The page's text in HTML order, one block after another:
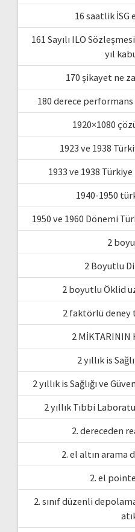
16 saatlik İSG
161 Sayılı ILO
yıl
170 şikayet ne
180 derece performans
1920×1080
1923 ve 1938
1933 ve 1938
1940-1950
1950 ve 1960 Dönemi
2
2 Boyutlu
2 boyutlu Öklid
2 faktörlü deney
2 MİKTARININ
2 yıllık is
2 yıllık is Sağlığı ve
2 yıllık Tıbbi
2. dereceden
2. el altın arama
2. el
2. sınıf düzenli